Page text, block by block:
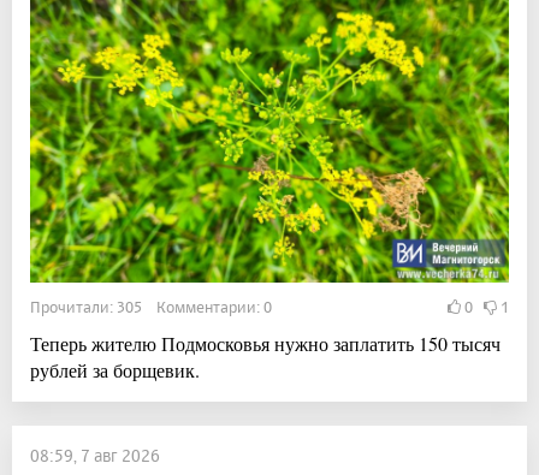
Прочитали: 305 Комментарии: 0 0 1
Теперь жителю Подмосковья нужно заплатить 150 тысяч
рублей за борщевик.
08:59, 7 авг 2026